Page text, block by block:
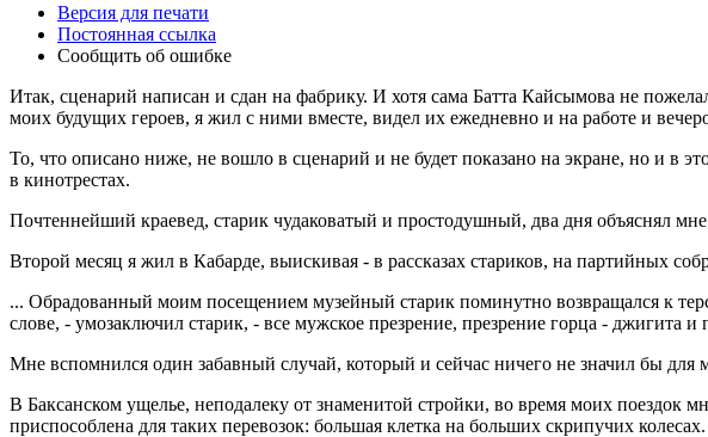
Версия для печати
Постоянная ссылка
Сообщить об ошибке
Итак, сценарий написан и сдан на фабрику. И хотя сама Батта Кайсымова не
моих будущих героев, я жил с ними вместе, видел их ежедневно и на работе и
То, что описано ниже, не вошло в сценарий и не будет показано на экране, но и в
в кинотрестах.
Почтеннейший краевед, старик чудаковатый и простодушный, два дня объяснял
Второй месяц я жил в Кабарде, выискивая - в рассказах стариков, на партийных
... Обрадованный моим посещением музейный старик поминутно возвращался к
слове, - умозаключил старик, - все мужское презрение, презрение горца - джигита и
Мне вспомнился один забавный случай, который и сейчас ничего не значил бы для
В Баксанском ущелье, неподалеку от знаменитой стройки, во время моих поездок
приспособлена для таких перевозок: большая клетка на больших скрипучих колесах.